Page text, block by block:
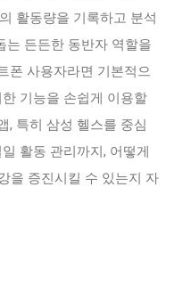
활동량을 기록하고 분석
는 든든한 동반자 역할을
폰 사용자라면 기본적으
기능을 손쉽게 이용할
, 특히 삼성 헬스를 중심
활동 관리까지, 어떻게
을 증진시킬 수 있는지 자